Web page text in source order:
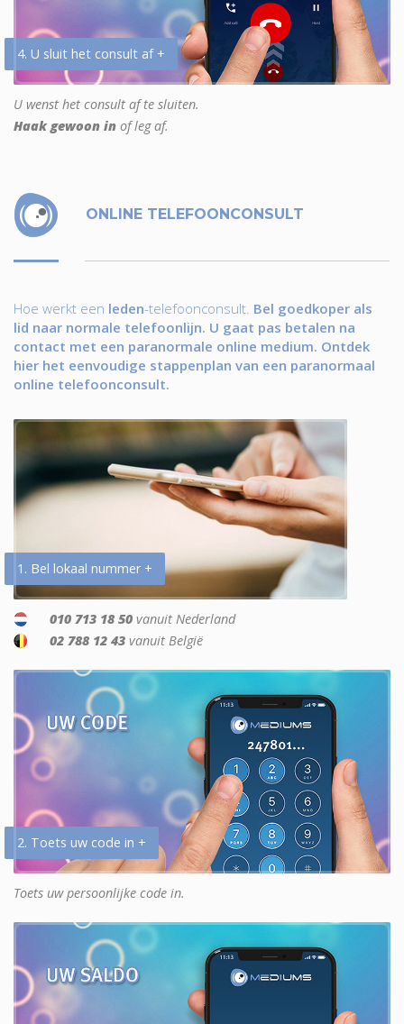
4. U sluit het consult af +
U wenst het consult af te sluiten.
Haak gewoon in of leg af.
ONLINE TELEFOONCONSULT
Hoe werkt een leden-telefoonconsult. Bel goedkoper als
lid naar normale telefoonlijn. U gaat pas betalen na
contact met een paranormale online medium. Ontdek
hier het eenvoudige stappenplan van een paranormaal
online telefoonconsult.
1. Bel lokaal nummer +
010 713 18 50 vanuit Nederland
02 788 12 43 vanuit België
2. Toets uw code in +
Toets uw persoonlijke code in.